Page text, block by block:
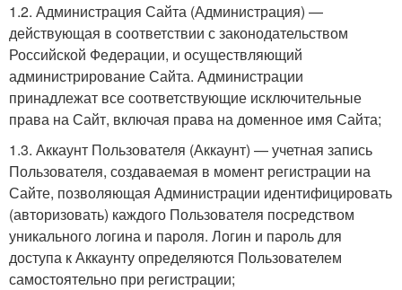
1.2. Администрация Сайта (Администрация) —
действующая в соответствии с законодательством
Российской Федерации, и осуществляющий
администрирование Сайта. Администрации
принадлежат все соответствующие исключительные
права на Сайт, включая права на доменное имя Сайта;
1.3. Аккаунт Пользователя (Аккаунт) — учетная запись
Пользователя, создаваемая в момент регистрации на
Сайте, позволяющая Администрации идентифицировать
(авторизовать) каждого Пользователя посредством
уникального логина и пароля. Логин и пароль для
доступа к Аккаунту определяются Пользователем
самостоятельно при регистрации;